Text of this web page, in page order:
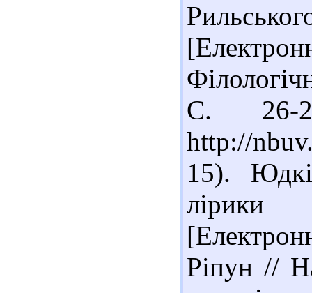
С. 26-
http://
15).
Ріпун //